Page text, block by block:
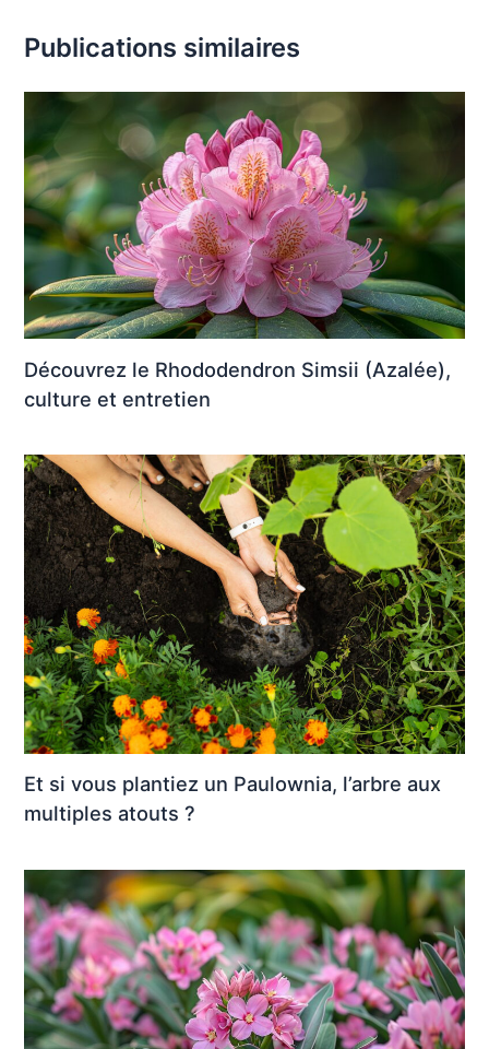
Publications similaires
Découvrez le Rhododendron Simsii (Azalée),
culture et entretien
Et si vous plantiez un Paulownia, l’arbre aux
multiples atouts ?